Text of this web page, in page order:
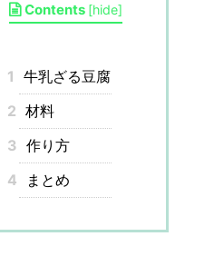
Contents [hide]
1 牛乳ざる豆腐
2 材料
3 作り方
4
まとめ